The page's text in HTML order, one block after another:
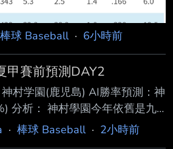
棒球 Baseball· 6小時前
甲賽前預測DAY2
村学園(鹿児島) AI勝率預測：神
分析： 神村學園今年依舊是九
力的球隊之一，整體投手深度、
· 棒球 Baseball· 2小時前